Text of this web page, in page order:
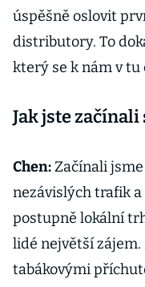
úspěšně oslovit
distributory. To
který se k nám v
Jak jste začínali
Chen:Začínali
nezávislých trafik
postupně lokální
lidé největší zájem.
tabákovými